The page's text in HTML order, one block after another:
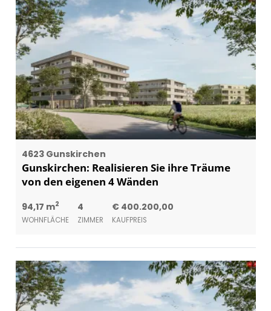
4623 Gunskirchen
Gunskirchen: Realisieren Sie ihre Träume
von den eigenen 4 Wänden
94,17 m2
WOHNFLÄCHE
4
ZIMMER
€ 400.200,00
KAUFPREIS